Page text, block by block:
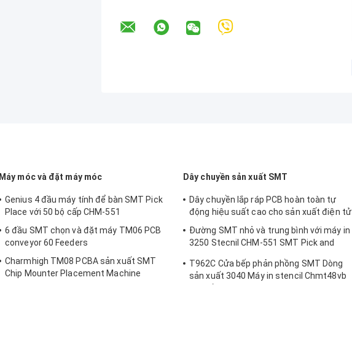
Máy móc và đặt máy móc
Genius 4 đầu máy tính để bàn SMT Pick
Place với 50 bộ cấp CHM-551
6 đầu SMT chọn và đặt máy TM06 PCB
conveyor 60 Feeders
Charmhigh TM08 PCBA sản xuất SMT
Chip Mounter Placement Machine
Dây chuyền sản xuất SMT
Dây chuyền lắp ráp PCB hoàn toàn tự
động hiệu suất cao cho sản xuất điện tử
Đường SMT nhỏ và trung bình với máy in
3250 Stecnil CHM-551 SMT Pick and
T962C Cửa bếp phản phồng SMT Dòng
sản xuất 3040 Máy in stencil Chmt48vb